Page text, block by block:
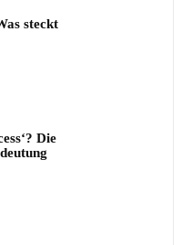
steckt
Die